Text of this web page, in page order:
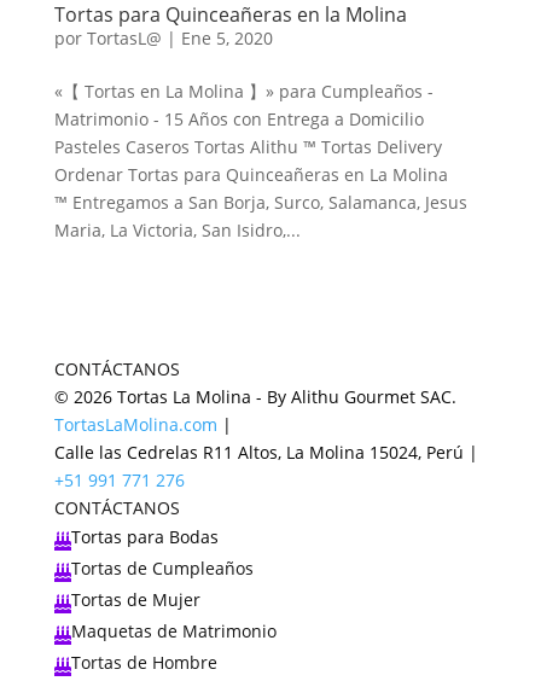
Tortas para Quinceañeras en la Molina
por TortasL@ | Ene 5, 2020
«【 Tortas en La Molina 】» para Cumpleaños -
Matrimonio - 15 Años con Entrega a Domicilio
Pasteles Caseros Tortas Alithu ™ Tortas Delivery
Ordenar Tortas para Quinceañeras en La Molina
™ Entregamos a San Borja, Surco, Salamanca, Jesus
Maria, La Victoria, San Isidro,...
CONTÁCTANOS
© 2026 Tortas La Molina - By Alithu Gourmet SAC.
TortasLaMolina.com |
Calle las Cedrelas R11 Altos, La Molina 15024, Perú |
+51 991 771 276
CONTÁCTANOS
Tortas para Bodas
Tortas de Cumpleaños
Tortas de Mujer
Maquetas de Matrimonio
Tortas de Hombre